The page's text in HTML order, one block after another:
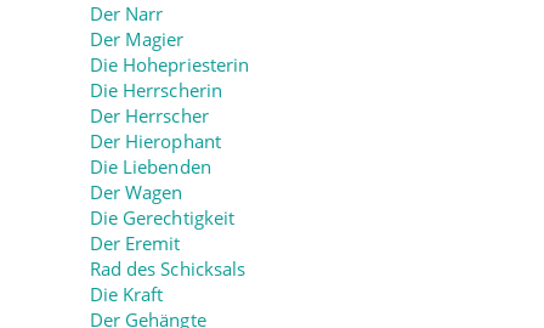
Der Narr
Der Magier
Die Hohepriesterin
Die Herrscherin
Der Herrscher
Der Hierophant
Die Liebenden
Der Wagen
Die Gerechtigkeit
Der Eremit
Rad des Schicksals
Die Kraft
Der Gehängte